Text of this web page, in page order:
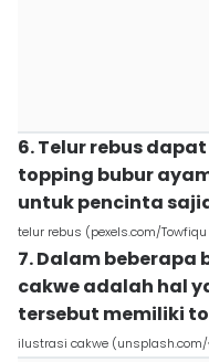
6. Telur rebus
topping bubur
untuk pencinta
telur rebus (pexels.com/
7. Dalam
cakwe adalah hal
tersebut memiliki
ilustrasi cakwe (unsplash.com/